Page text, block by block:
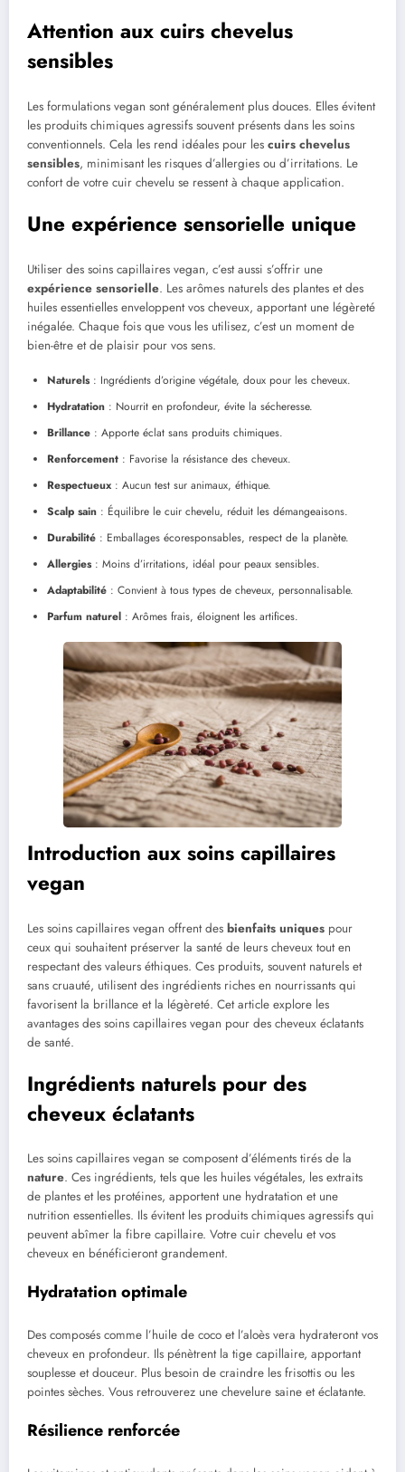
Attention aux cuirs chevelus
sensibles
Les formulations vegan sont généralement plus douces. Elles évitent
les produits chimiques agressifs souvent présents dans les soins
conventionnels. Cela les rend idéales pour les cuirs chevelus
sensibles, minimisant les risques d’allergies ou d’irritations. Le
confort de votre cuir chevelu se ressent à chaque application.
Une expérience sensorielle unique
Utiliser des soins capillaires vegan, c’est aussi s’offrir une
expérience sensorielle. Les arômes naturels des plantes et des
huiles essentielles enveloppent vos cheveux, apportant une légèreté
inégalée. Chaque fois que vous les utilisez, c’est un moment de
bien-être et de plaisir pour vos sens.
Naturels: Ingrédients d’origine végétale, doux pour les cheveux.
Hydratation : Nourrit en profondeur, évite la sécheresse.
Brillance : Apporte éclat sans produits chimiques.
Renforcement : Favorise la résistance des cheveux.
Respectueux : Aucun test sur animaux, éthique.
Scalp sain : Équilibre le cuir chevelu, réduit les démangeaisons.
Durabilité : Emballages écoresponsables, respect de la planète.
Allergies: Moins d’irritations, idéal pour peaux sensibles.
Adaptabilité : Convient à tous types de cheveux, personnalisable.
Parfum naturel : Arômes frais, éloignent les artifices.
Introduction aux soins capillaires
vegan
Les soins capillaires vegan offrent des bienfaits uniques pour
ceux qui souhaitent préserver la santé de leurs cheveux tout en
respectant des valeurs éthiques. Ces produits, souvent naturels et
sans cruauté, utilisent des ingrédients riches en nourrissants qui
favorisent la brillance et la légèreté. Cet article explore les
avantages des soins capillaires vegan pour des cheveux éclatants
de santé.
Ingrédients naturels pour des
cheveux éclatants
Les soins capillaires vegan se composent d’éléments tirés de la
nature. Ces ingrédients, tels que les huiles végétales, les extraits
de plantes et les protéines, apportent une hydratation et une
nutrition essentielles. Ils évitent les produits chimiques agressifs qui
peuvent abîmer la fibre capillaire. Votre cuir chevelu et vos
cheveux en bénéficieront grandement.
Hydratation optimale
Des composés comme l’huile de coco et l’aloès vera hydrateront vos
cheveux en profondeur. Ils pénètrent la tige capillaire, apportant
souplesse et douceur. Plus besoin de craindre les frisottis ou les
pointes sèches. Vous retrouverez une chevelure saine et éclatante.
Résilience renforcée